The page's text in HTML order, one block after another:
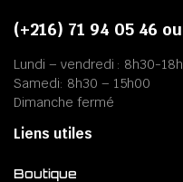
(+216) 71 94 05 46
Lundi – vendredi : 8h30-
Samedi: 8h30 – 15h00
Dimanche fermé
Liens utiles
Boutique